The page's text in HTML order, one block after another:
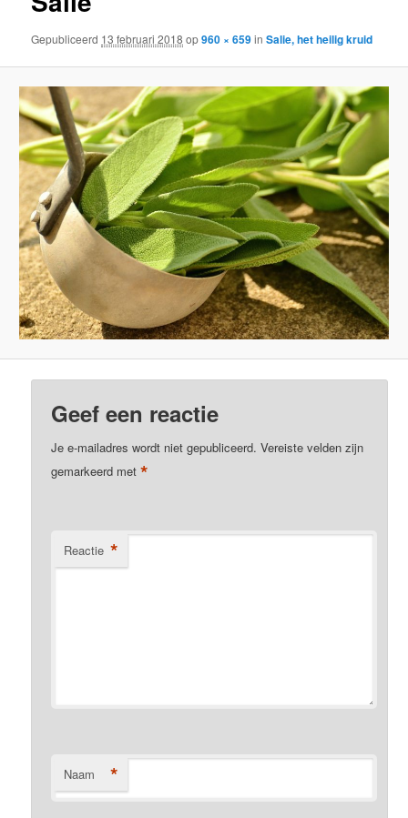
Gepubliceerd 13 februari 2018 op960 × 659inSalie, het heilig kruid
Geef een reactie
Je e-mailadres wordt niet gepubliceerd. Vereiste velden zijn
gemarkeerd met*
Reactie *
Naam *